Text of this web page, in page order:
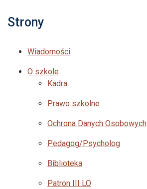
Strony
Wiadomości
O szkole
Kadra
Prawo szkolne
Ochrona Danych Osobowych
Pedagog/Psycholog
Biblioteka
Patron III LO